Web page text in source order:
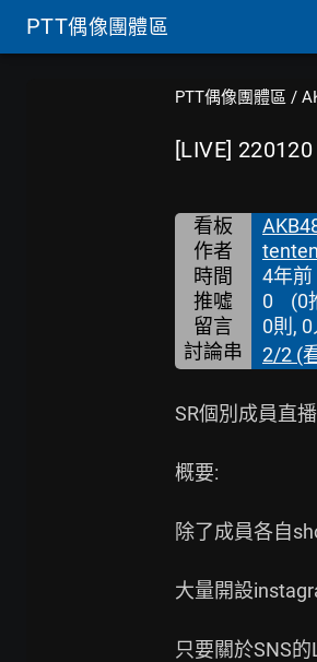
PTT偶像團體區
PTT偶像團體區 /
[LIVE]
看板
作者
時間 4年前
推噓 0 (0
留言
0則, 0
討論串 2/2 (
SR個別成員直
概要:
除了成員各自
大量開設
只要關於SNS